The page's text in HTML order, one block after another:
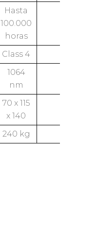
Hasta
100.000
horas
Class 4
1064
nm
70 x 115
x 140
240 kg